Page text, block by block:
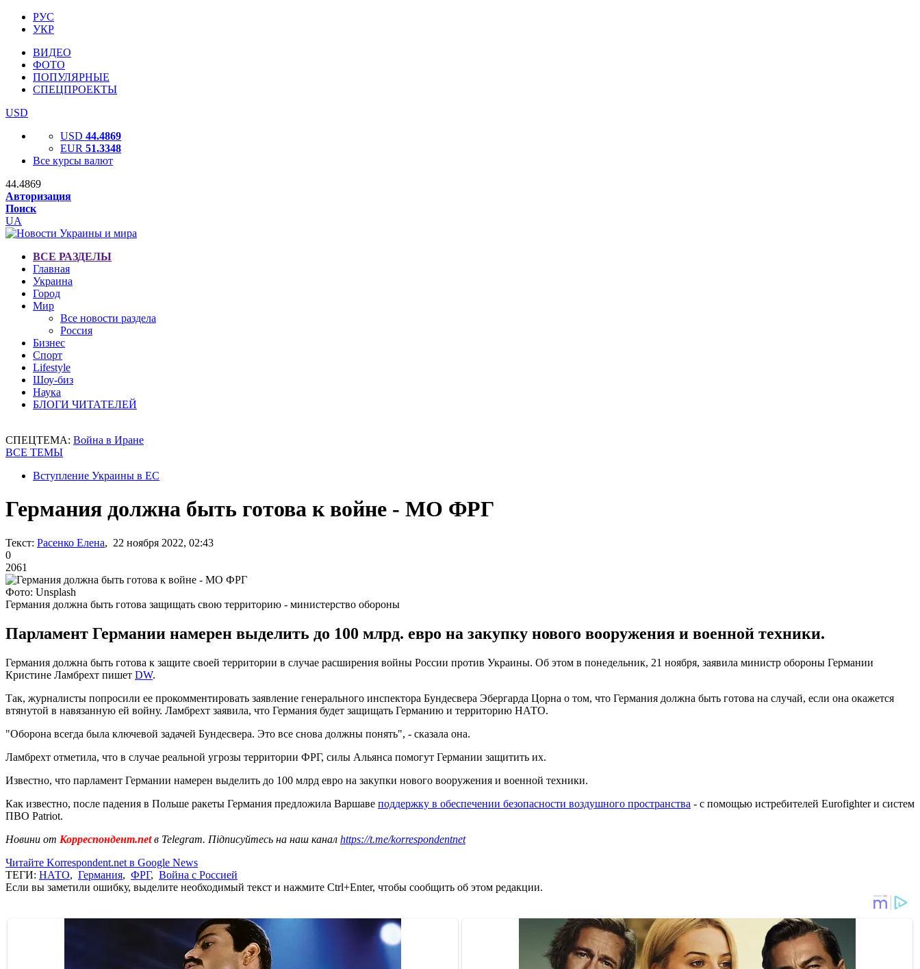
РУС
УКР
ВИДЕО
ФОТО
ПОПУЛЯРНЫЕ
СПЕЦПРОЕКТЫ
USD
USD 44.4869
EUR 51.3348
Все курсы валют
44.4869
Авторизация
Поиск
UA
ВСЕ РАЗДЕЛЫ
Главная
Украина
Город
Мир
Все новости раздела
Россия
Бизнес
Спорт
Lifestyle
Шоу-биз
Наука
БЛОГИ ЧИТАТЕЛЕЙ
СПЕЦТЕМА: Война в Иране
ВСЕ ТЕМЫ
Вступление Украины в ЕС
Германия должна быть готова к войне - МО ФРГ
Текст: Расенко Елена, 22 ноября 2022, 02:43
0
2061
Фото: Unsplash
Германия должна быть готова защищать свою территорию - министерство обороны
Парламент Германии намерен выделить до 100 млрд. евро на закупку нового вооружения и военной техники.
Германия должна быть готова к защите своей территории в случае расширения войны России против Украины. Об этом в понедельник, 21 ноября, заявила министр обороны Германии
Кристине Ламбрехт пишет DW.
Так, журналисты попросили ее прокомментировать заявление генерального инспектора Бундесвера Эбергарда Цорна о том, что Германия должна быть готова на случай, если она окажется
втянутой в навязанную ей войну. Ламбрехт заявила, что Германия будет защищать Германию и территорию НАТО.
"Оборона всегда была ключевой задачей Бундесвера. Это все снова должны понять", - сказала она.
Ламбрехт отметила, что в случае реальной угрозы территории ФРГ, силы Альянса помогут Германии защитить их.
Известно, что парламент Германии намерен выделить до 100 млрд евро на закупки нового вооружения и военной техники.
Как известно, после падения в Польше ракеты Германия предложила Варшаве поддержку в обеспечении безопасности воздушного пространства - с помощью истребителей Eurofighter и систем
ПВО Patriot.
Новини от Корреспондент.netв Telegram. Підписуйтесь на наш канал https://t.me/korrespondentnet
Читайте Korrespondent.net в Google News
ТЕГИ: НАТО, Германия, ФРГ, Война с Россией
Если вы заметили ошибку, выделите необходимый текст и нажмите Ctrl+Enter, чтобы сообщить об этом редакции.